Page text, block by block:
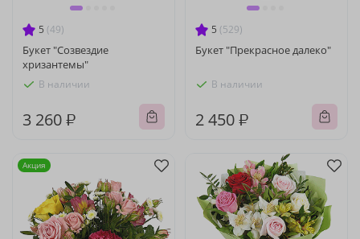
5 (49)
Букет "Созвездие
хризантемы"
В наличии
3 260 ₽
5 (529)
Букет "Прекрасное далеко"
В наличии
2 450 ₽
Акция